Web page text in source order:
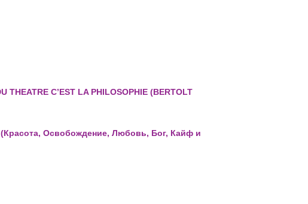
THEATRE C’EST LA PHILOSOPHIE (BERTOLT
Освобождение, Любовь, Бог, Кайф и